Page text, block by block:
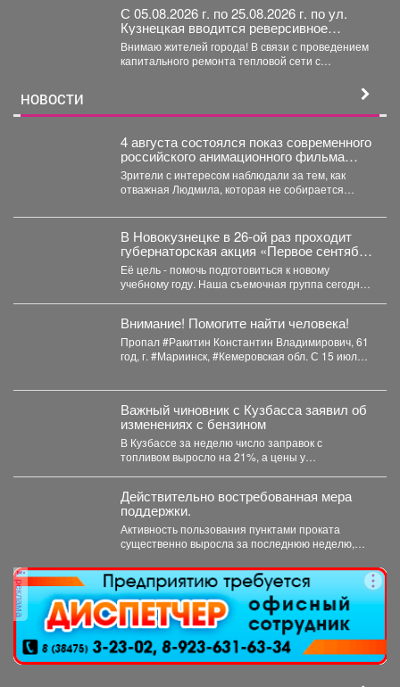
С 05.08.2026 г. по 25.08.2026 г. по ул.
Кузнецкая вводится реверсивное
движения для автотранспорта
Внимаю жителей города! В связи с проведением
капитального ремонта тепловой сети с
НОВОСТИ
4 августа состоялся показ современного
российского анимационного фильма
«Руслан и Людмила. Больше, чем
сказка» (2023).
Зрители с интересом наблюдали за тем, как
отважная Людмила, которая не собирается
В Новокузнецке в 26-ой раз проходит
губернаторская акция «Первое сентября
каждому школьнику».
Её цель - помочь подготовиться к новому
учебному году. Наша съемочная группа сегодня
Внимание! Помогите найти человека!
Пропал #Ракитин Константин Владимирович, 61
год, г. #Мариинск, #Кемеровская обл. С 15 июля
Важный чиновник с Кузбасса заявил об
изменениях с бензином
В Кузбассе за неделю число заправок с
топливом выросло на 21%, а цены у
Действительно востребованная мера
поддержки.
Активность пользования пунктами проката
существенно выросла за последнюю неделю,
реклама